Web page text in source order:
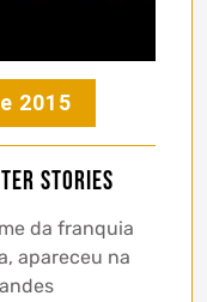
2015
Stories
da franquia
apareceu na